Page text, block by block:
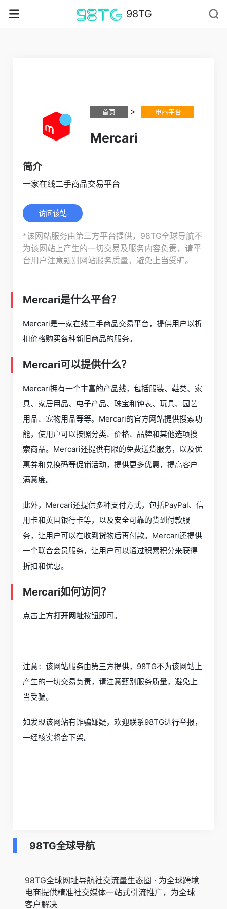
98TG
首页 > 电商平台
Mercari
简介
一家在线二手商品交易平台
访问该站
*该网站服务由第三方平台提供，98TG全球导航不
为该网站上产生的一切交易及服务内容负责，请平
台用户注意甄别网站服务质量，避免上当受骗。
Mercari是什么平台？
Mercari是一家在线二手商品交易平台，提供用户以折
扣价格购买各种新旧商品的服务。
Mercari可以提供什么？
Mercari拥有一个丰富的产品线，包括服装、鞋类、家
具、家居用品、电子产品、珠宝和钟表、玩具、园艺
用品、宠物用品等等。Mercari的官方网站提供搜索功
能，使用户可以按照分类、价格、品牌和其他选项搜
索商品。Mercari还提供有限的免费送货服务，以及优
惠券和兑换码等促销活动，提供更多优惠，提高客户
满意度。
此外，Mercari还提供多种支付方式，包括PayPal、信
用卡和英国银行卡等，以及安全可靠的货到付款服
务，让用户可以在收到货物后再付款。Mercari还提供
一个联合会员服务，让用户可以通过积累积分来获得
折扣和优惠。
Mercari如何访问？
点击上方打开网址按钮即可。
注意：该网站服务由第三方提供，98TG不为该网站上
产生的一切交易负责，请注意甄别服务质量，避免上
当受骗。
如发现该网站有诈骗嫌疑，欢迎联系98TG进行举报，
一经核实将会下架。
98TG全球导航
98TG全球网址导航社交流量生态圈 · 为全球跨境
电商提供精准社交媒体一站式引流推广，为全球
客户解决